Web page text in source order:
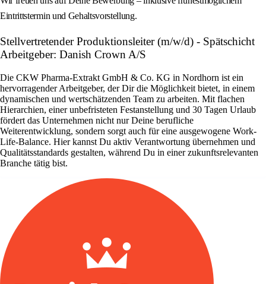
Eintrittstermin und Gehaltsvorstellung.
Stellvertretender Produktionsleiter (m/w/d) - Spätschicht
Arbeitgeber: Danish Crown A/S
Die CKW Pharma-Extrakt GmbH & Co. KG in Nordhorn ist ein
hervorragender Arbeitgeber, der Dir die Möglichkeit bietet, in einem
dynamischen und wertschätzenden Team zu arbeiten. Mit flachen
Hierarchien, einer unbefristeten Festanstellung und 30 Tagen Urlaub
fördert das Unternehmen nicht nur Deine berufliche
Weiterentwicklung, sondern sorgt auch für eine ausgewogene Work-
Life-Balance. Hier kannst Du aktiv Verantwortung übernehmen und
Qualitätsstandards gestalten, während Du in einer zukunftsrelevanten
Branche tätig bist.